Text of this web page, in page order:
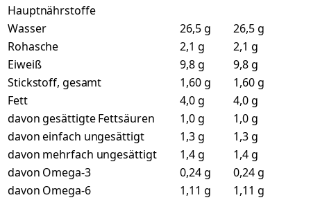
Hauptnährstoffe
Wasser
26,5 g
26,5 g
Rohasche
2,1 g
2,1 g
Eiweiß
9,8 g
9,8 g
Stickstoff, gesamt
1,60 g
1,60 g
Fett
4,0 g
4,0 g
davon gesättigte Fettsäuren
1,0 g
1,0 g
davon einfach ungesättigt
1,3 g
1,3 g
davon mehrfach ungesättigt
1,4 g
1,4 g
davon Omega-3
0,24 g
0,24 g
davon Omega-6
1,11 g
1,11 g